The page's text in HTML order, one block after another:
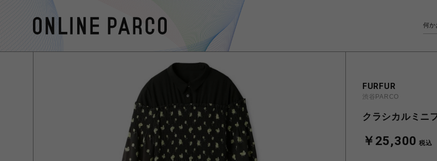
FURFUR
渋谷PARCO
クラシカルミニ
￥25,300 税込